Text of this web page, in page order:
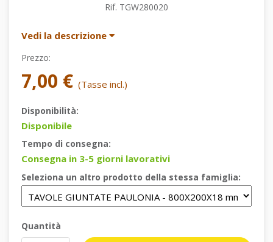
Rif. TGW280020
Vedi la descrizione
Prezzo:
7,00 € (Tasse incl.)
Disponibilità:
Disponibile
Tempo di consegna:
Consegna in 3-5 giorni lavorativi
Seleziona un altro prodotto della stessa famiglia:
Quantità